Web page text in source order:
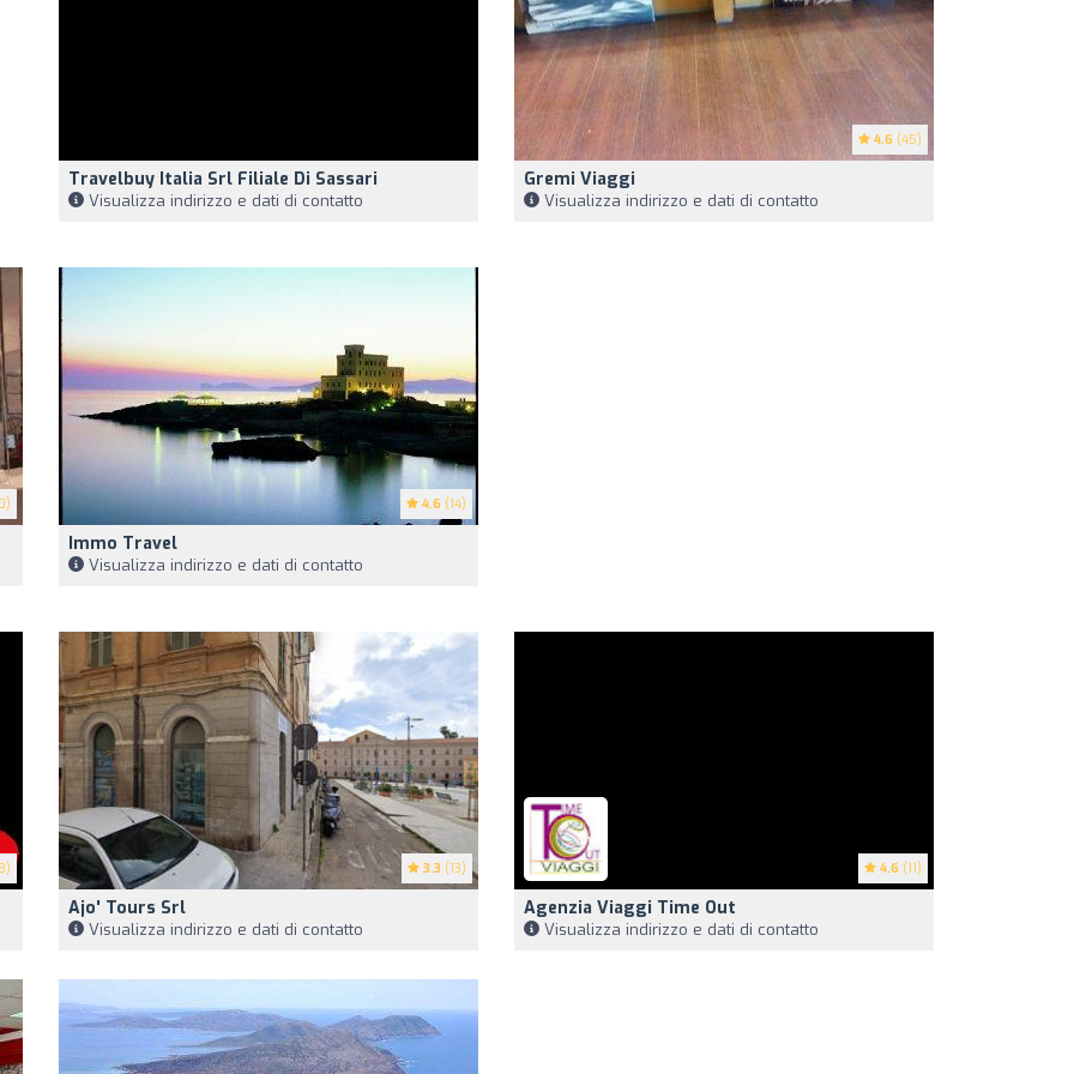
Travelbuy Italia Srl Filiale Di Sassari
Visualizza indirizzo e dati di contatto
4.6 (45)
Gremi Viaggi
Visualizza indirizzo e dati di contatto
4.6 (14)
Immo Travel
Visualizza indirizzo e dati di contatto
3.3 (13)
Ajo' Tours Srl
Visualizza indirizzo e dati di contatto
4.6 (11)
Agenzia Viaggi Time Out
Visualizza indirizzo e dati di contatto